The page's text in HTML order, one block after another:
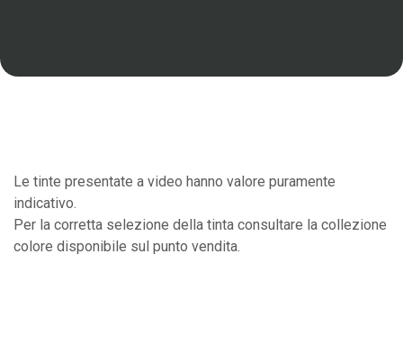
Le tinte presentate a video hanno valore puramente
indicativo.
Per la corretta selezione della tinta consultare la collezione
colore disponibile sul punto vendita.